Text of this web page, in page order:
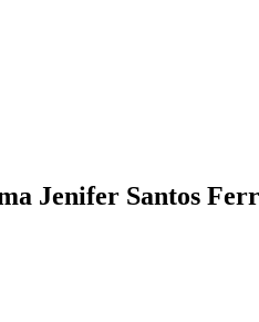
Jenifer Santos